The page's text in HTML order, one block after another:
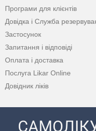
Програми для клієнтів
Довідка і Служба
Застосунок
Запитання і відповіді
Оплата і доставка
Послуга Likar Online
Довідник ліків